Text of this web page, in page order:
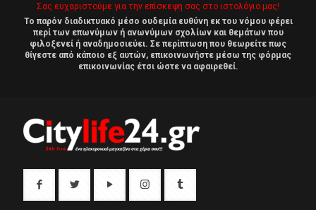
Σας ευχαριστούμε για την επίσκεψη σας στο ιστολόγιο μας!
Το παρόν διαδικτυακό μέσο ουδεμία ευθύνη εκ του νόμου φέρει
περί των επωνύμων ή ανωνύμων σχολίων και θεμάτων που
φιλοξενεί ή αναδημοσιεύει. Σε περίπτωση που θεωρείτε πως
θίγεστε από κάποιο εξ αυτών, επικοινωνήστε μέσω της φόρμας
επικοινωνίας έτσι ώστε να αφαιρεθεί.